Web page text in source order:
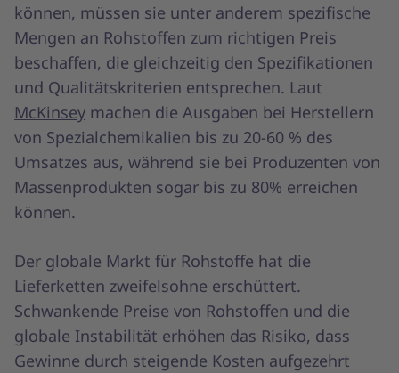
können, müssen sie unter anderem spezifische
Mengen an Rohstoffen zum richtigen Preis
beschaffen, die gleichzeitig den Spezifikationen
und Qualitätskriterien entsprechen. Laut
McKinsey machen die Ausgaben bei Herstellern
von Spezialchemikalien bis zu 20-60 % des
Umsatzes aus, während sie bei Produzenten von
Massenprodukten sogar bis zu 80% erreichen
können.
Der globale Markt für Rohstoffe hat die
Lieferketten zweifelsohne erschüttert.
Schwankende Preise von Rohstoffen und die
globale Instabilität erhöhen das Risiko, dass
Gewinne durch steigende Kosten aufgezehrt